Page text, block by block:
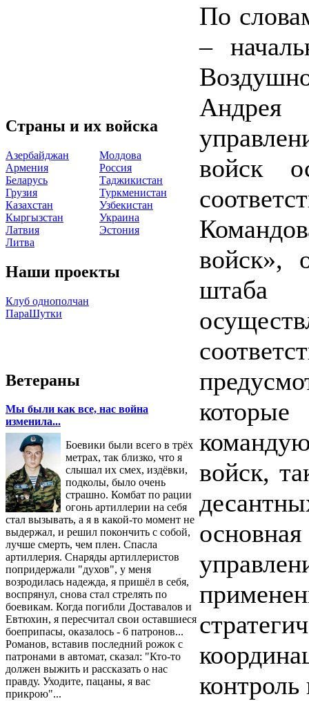
Страны и их войска
Азербайджан
Армения
Беларусь
Грузия
Казахстан
Кыргызстан
Латвия
Литва
Молдова
Россия
Таджикистан
Туркменистан
Узбекистан
Украина
Эстония
Наши проекты
Клуб однополчан
ПараШутки
Ветераны
Мы были как все, нас война
изменила...
Боевики были всего в трёх
метрах, так близко, что я
слышал их смех, издёвки,
подколы, было очень
страшно. Комбат по рации
огонь артиллерии на себя
стал вызывать, а я в какой-то момент не
выдержал, и решил покончить с собой,
лучше смерть, чем плен. Спасла
артиллерия. Снаряды артиллеристов
попридержали "духов", у меня
возродилась надежда, я пришёл в себя,
воспрянул, снова стал стрелять по
боевикам. Когда погибли Доставалов и
Евтюхин, я пересчитал свои оставшиеся
боеприпасы, оказалось - 6 патронов...
Романов, вставив последний рожок с
патронами в автомат, сказал: "Кто-то
должен выжить и рассказать о нас
правду. Уходите, пацаны, я вас
прикрою"...
По
–
войск
войск»,
штаба
войск,